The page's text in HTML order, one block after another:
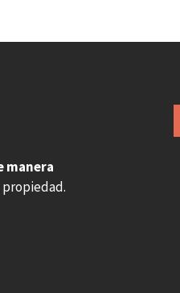
manera
propiedad.